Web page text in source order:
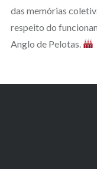
das memórias
respeito do
Anglo de Pelotas.